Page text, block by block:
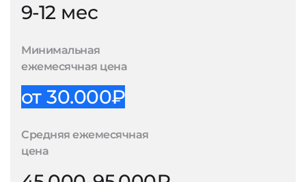
9-12 мес
Минимальная
ежемесячная цена
от 30.000₽
Средняя ежемесячная
цена